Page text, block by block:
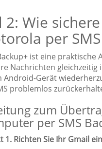
2: Wie
per
ist eine
Nachrichten gleichzeitig
Android-Gerät
problemlos
zum
per SMS
1. Richten Sie Ihr Gmail ein